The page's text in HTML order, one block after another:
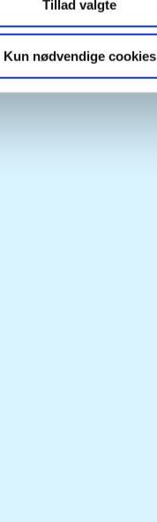
Tillad valgte
Kun nødvendige cookies